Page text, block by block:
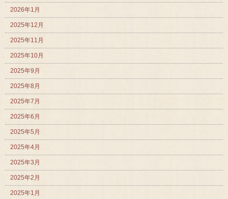
2026年1月
2025年12月
2025年11月
2025年10月
2025年9月
2025年8月
2025年7月
2025年6月
2025年5月
2025年4月
2025年3月
2025年2月
2025年1月